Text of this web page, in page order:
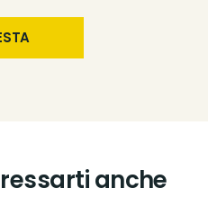
anche